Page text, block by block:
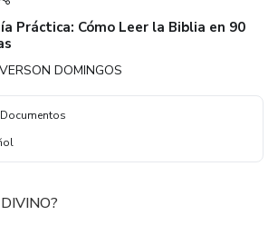
Práctica: Cómo Leer la Biblia en 90
DOMINGOS